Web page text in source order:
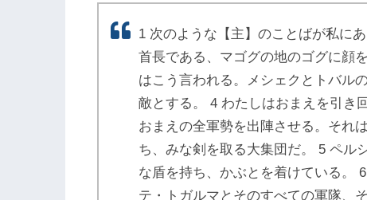
1 次のような【主】のことばが私に
首長である、マゴグの地のゴグに顔
はこう言われる。メシェクとトバル
敵とする。 4 わたしはおまえを引き
おまえの全軍勢を出陣させる。それ
ち、みな剣を取る大集団だ。 5 ペル
な盾を持ち、かぶとを着けている。
テ・トガルマとそのすべての軍隊、